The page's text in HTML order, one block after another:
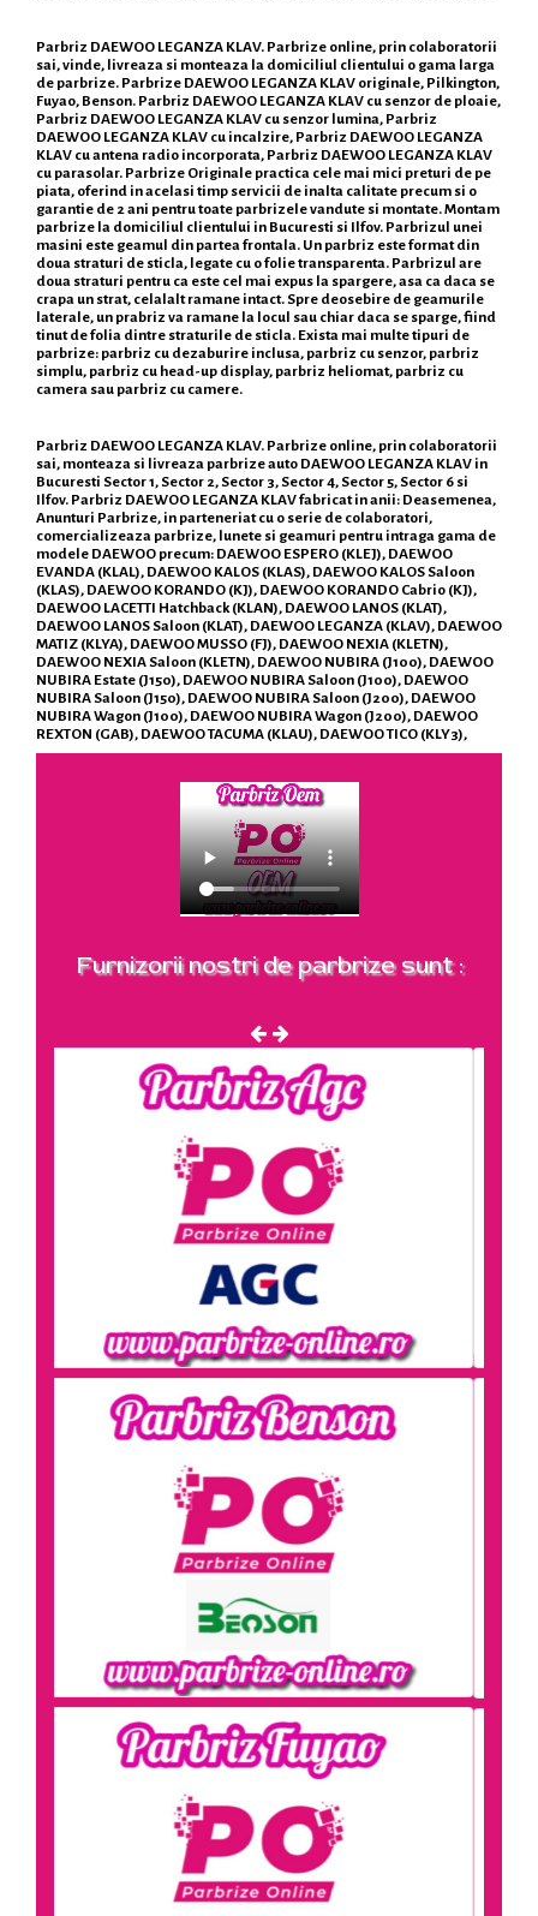
Parbriz DAEWOO LEGANZA KLAV. Parbrize online, prin colaboratorii
sai, vinde, livreaza si monteaza la domiciliul clientului o gama larga
de parbrize. Parbrize DAEWOO LEGANZA KLAV originale, Pilkington,
Fuyao, Benson. Parbriz DAEWOO LEGANZA KLAV cu senzor de ploaie,
Parbriz DAEWOO LEGANZA KLAV cu senzor lumina, Parbriz
DAEWOO LEGANZA KLAV cu incalzire, Parbriz DAEWOO LEGANZA
KLAV cu antena radio incorporata, Parbriz DAEWOO LEGANZA KLAV
cu parasolar. Parbrize Originale practica cele mai mici preturi de pe
piata, oferind in acelasi timp servicii de inalta calitate precum si o
garantie de 2 ani pentru toate parbrizele vandute si montate. Montam
parbrize la domiciliul clientului in Bucuresti si Ilfov. Parbrizul unei
masini este geamul din partea frontala. Un parbriz este format din
doua straturi de sticla, legate cu o folie transparenta. Parbrizul are
doua straturi pentru ca este cel mai expus la spargere, asa ca daca se
crapa un strat, celalalt ramane intact. Spre deosebire de geamurile
laterale, un prabriz va ramane la locul sau chiar daca se sparge, fiind
tinut de folia dintre straturile de sticla. Exista mai multe tipuri de
parbrize: parbriz cu dezaburire inclusa, parbriz cu senzor, parbriz
simplu, parbriz cu head-up display, parbriz heliomat, parbriz cu
camera sau parbriz cu camere.
Parbriz DAEWOO LEGANZA KLAV. Parbrize online, prin colaboratorii
sai, monteaza si livreaza parbrize auto DAEWOO LEGANZA KLAV in
Bucuresti Sector 1, Sector 2, Sector 3, Sector 4, Sector 5, Sector 6 si
Ilfov. Parbriz DAEWOO LEGANZA KLAV fabricat in anii: Deasemenea,
Anunturi Parbrize, in parteneriat cu o serie de colaboratori,
comercializeaza parbrize, lunete si geamuri pentru intraga gama de
modele DAEWOO precum: DAEWOO ESPERO (KLEJ), DAEWOO
EVANDA (KLAL), DAEWOO KALOS (KLAS), DAEWOO KALOS Saloon
(KLAS), DAEWOO KORANDO (KJ), DAEWOO KORANDO Cabrio (KJ),
DAEWOO LACETTI Hatchback (KLAN), DAEWOO LANOS (KLAT),
DAEWOO LANOS Saloon (KLAT), DAEWOO LEGANZA (KLAV), DAEWOO
MATIZ (KLYA), DAEWOO MUSSO (FJ), DAEWOO NEXIA (KLETN),
DAEWOO NEXIA Saloon (KLETN), DAEWOO NUBIRA (J100), DAEWOO
NUBIRA Estate (J150), DAEWOO NUBIRA Saloon (J100), DAEWOO
NUBIRA Saloon (J150), DAEWOO NUBIRA Saloon (J200), DAEWOO
NUBIRA Wagon (J100), DAEWOO NUBIRA Wagon (J200), DAEWOO
REXTON (GAB), DAEWOO TACUMA (KLAU), DAEWOO TICO (KLY3),
Furnizorii nostri de parbrize sunt :